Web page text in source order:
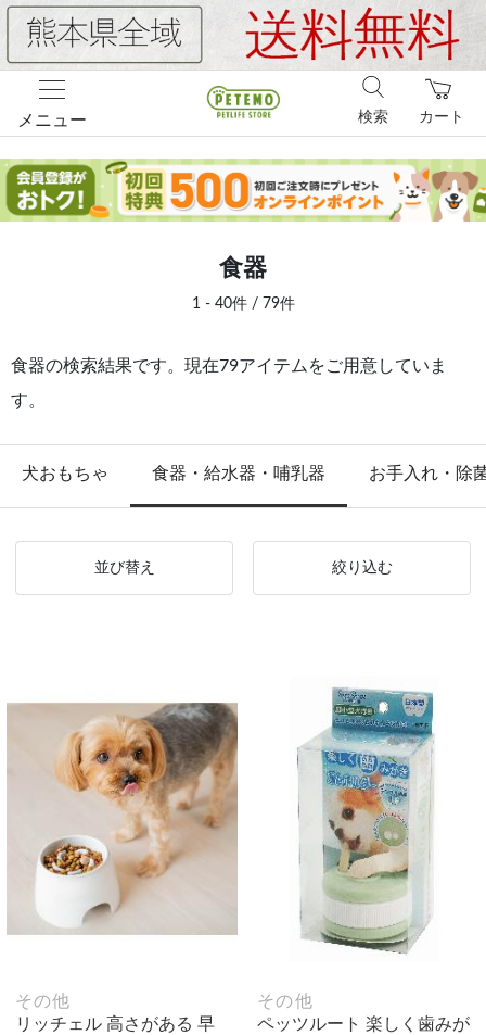
メニュー カート
検索
食器
1 - 40件 / 79件
食器の検索結果です。現在79アイテムをご用意していま
す。
犬おもちゃ 食器・給水器・哺乳器 お手入れ・除
並び替え 絞り込む
その他
リッチェル 高さがある 早
その他
ペッツルート 楽しく歯みが